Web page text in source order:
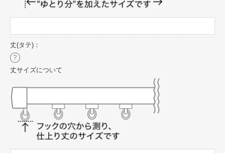
丈(タテ)：
丈サイズについて